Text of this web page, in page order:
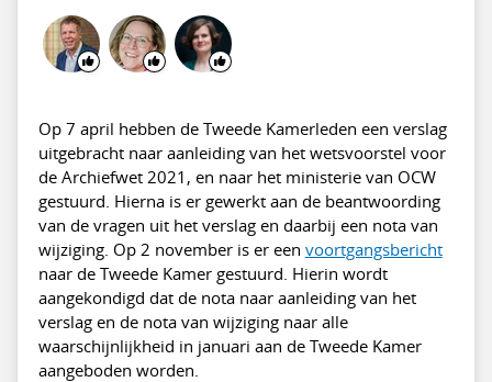
Op 7 april hebben de Tweede Kamerleden een verslag
uitgebracht naar aanleiding van het wetsvoorstel voor
de Archiefwet 2021, en naar het ministerie van OCW
gestuurd. Hierna is er gewerkt aan de beantwoording
van de vragen uit het verslag en daarbij een nota van
wijziging. Op 2 november is er een voortgangsbericht
naar de Tweede Kamer gestuurd. Hierin wordt
aangekondigd dat de nota naar aanleiding van het
verslag en de nota van wijziging naar alle
waarschijnlijkheid in januari aan de Tweede Kamer
aangeboden worden.